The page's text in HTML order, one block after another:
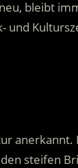
bleibt
und
anerkannt.
steifen